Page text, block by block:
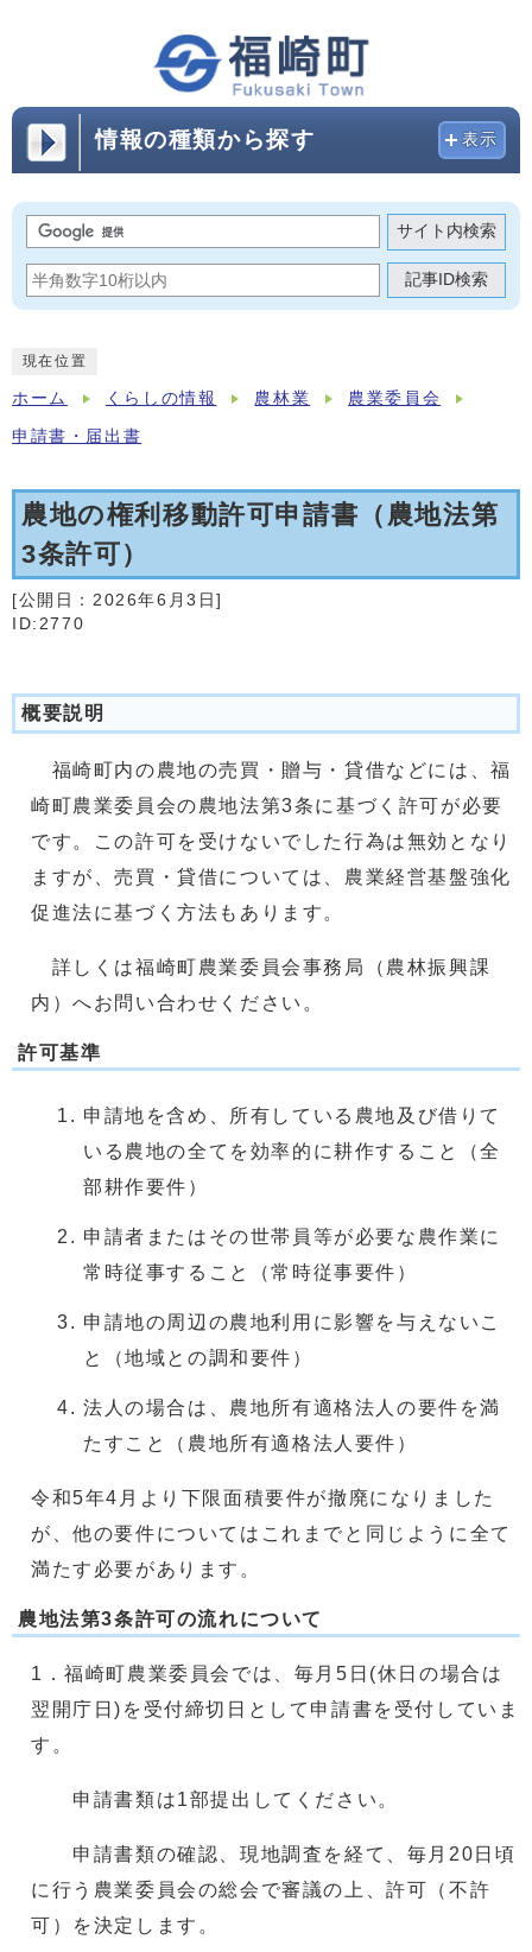
情報の種類から探す 表示
サイト内検索
記事ID検索
現在位置
ホーム くらしの情報 農林業 農業委員会
申請書・届出書
農地の権利移動許可申請書（農地法第
3条許可）
[公開日： 2026年6月3日]
ID:2770
概要説明
福崎町内の農地の売買・贈与・貸借などには、福
崎町農業委員会の農地法第3条に基づく許可が必要
です。この許可を受けないでした行為は無効となり
ますが、売買・貸借については、農業経営基盤強化
促進法に基づく方法もあります。
詳しくは福崎町農業委員会事務局（農林振興課
内）へお問い合わせください。
許可基準
申請地を含め、所有している農地及び借りて
いる農地の全てを効率的に耕作すること（全
部耕作要件）
申請者またはその世帯員等が必要な農作業に
常時従事すること（常時従事要件）
申請地の周辺の農地利用に影響を与えないこ
と（地域との調和要件）
法人の場合は、農地所有適格法人の要件を満
たすこと（農地所有適格法人要件）
令和5年4月より下限面積要件が撤廃になりました
が、他の要件についてはこれまでと同じように全て
満たす必要があります。
農地法第3条許可の流れについて
1．福崎町農業委員会では、毎月5日(休日の場合は
翌開庁日)を受付締切日として申請書を受付していま
す。
申請書類は1部提出してください。
申請書類の確認、現地調査を経て、毎月20日頃
に行う農業委員会の総会で審議の上、許可（不許
可）を決定します。